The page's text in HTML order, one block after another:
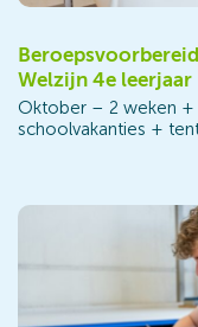
Welzijn 4e leerjaar
Oktober – 2 weken +
schoolvakanties +